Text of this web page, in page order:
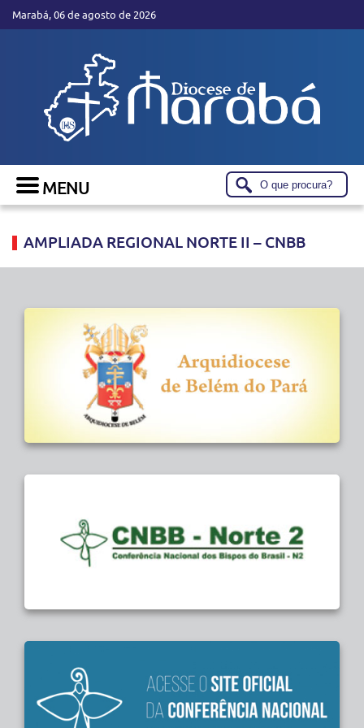
Marabá, 06 de agosto de 2026
AMPLIADA REGIONAL NORTE II – CNBB